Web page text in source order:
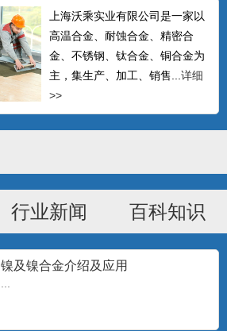
上海沃乘实业有限公司是一家以
高温合金、耐蚀合金、精密合
金、不锈钢、钛合金、铜合金为
主，集生产、加工、销售... 详细
>>
行业新闻 百科知识
镍及镍合金介绍及应用
GH605钴基高温合金棒 L605钴基焊
条 Haynes
可以生产δ≤14mm的热轧中板、δ≤4mm的